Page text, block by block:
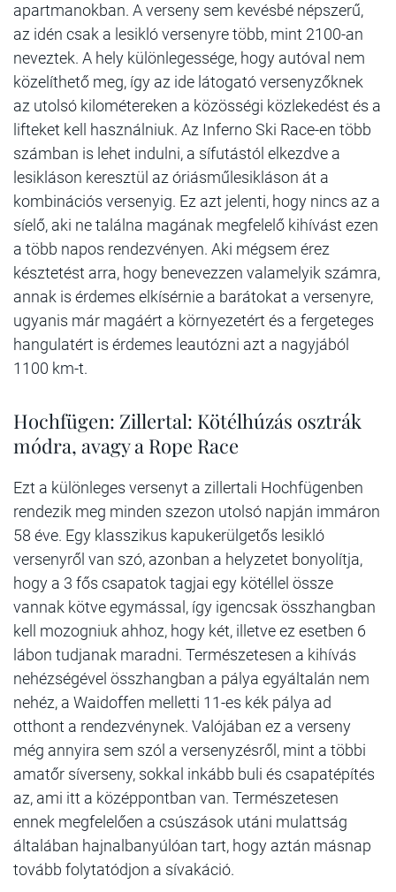
apartmanokban. A verseny sem kevésbé népszerű,
az idén csak a lesikló versenyre több, mint 2100-an
neveztek. A hely különlegessége, hogy autóval nem
közelíthető meg, így az ide látogató versenyzőknek
az utolsó kilométereken a közösségi közlekedést és a
lifteket kell használniuk. Az Inferno Ski Race-en több
számban is lehet indulni, a sífutástól elkezdve a
lesikláson keresztül az óriásműlesikláson át a
kombinációs versenyig. Ez azt jelenti, hogy nincs az a
síelő, aki ne találna magának megfelelő kihívást ezen
a több napos rendezvényen. Aki mégsem érez
késztetést arra, hogy benevezzen valamelyik számra,
annak is érdemes elkísérnie a barátokat a versenyre,
ugyanis már magáért a környezetért és a fergeteges
hangulatért is érdemes leautózni azt a nagyjából
1100 km-t.
Hochfügen: Zillertal: Kötélhúzás osztrák
módra, avagy a Rope Race
Ezt a különleges versenyt a zillertali Hochfügenben
rendezik meg minden szezon utolsó napján immáron
58 éve. Egy klasszikus kapukerülgetős lesikló
versenyről van szó, azonban a helyzetet bonyolítja,
hogy a 3 fős csapatok tagjai egy kötéllel össze
vannak kötve egymással, így igencsak összhangban
kell mozogniuk ahhoz, hogy két, illetve ez esetben 6
lábon tudjanak maradni. Természetesen a kihívás
nehézségével összhangban a pálya egyáltalán nem
nehéz, a Waidoffen melletti 11-es kék pálya ad
otthont a rendezvénynek. Valójában ez a verseny
még annyira sem szól a versenyzésről, mint a többi
amatőr síverseny, sokkal inkább buli és csapatépítés
az, ami itt a középpontban van. Természetesen
ennek megfelelően a csúszások utáni mulattság
általában hajnalbanyúlóan tart, hogy aztán másnap
tovább folytatódjon a sívakáció.